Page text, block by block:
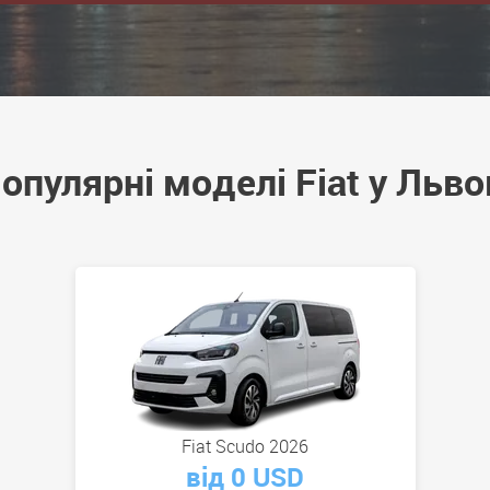
моделі Fiat у
Fiat Scudo 2026
від 0 USD